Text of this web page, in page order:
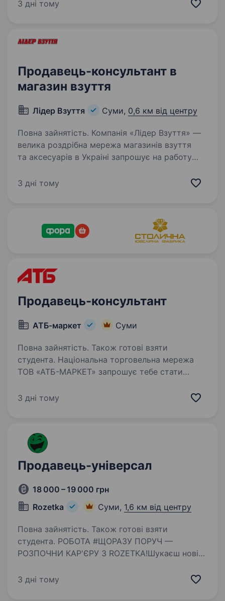
3 дні тому
Продавець-консультант в
магазин взуття
Лідер Взуття Суми, 0,6 км від центру
Повна зайнятість. Компанія «Лідер Взуття» —
велика роздрібна мережа магазинів взуття
та аксесуарів в Украіні запрошує на работу
Мануфактура, вул.Харківська,2/2 Вимоги:
3 дні тому
Продавець-консультант
АТБ-маркет Суми
Повна зайнятість. Також готові взяти
студента. Національна торговельна мережа
ТОВ «АТБ-МАРКЕТ» запрошує тебе стати
України. Продавець-консультант Обирай своє
3 дні тому
Продавець-універсал
18 000 – 19 000 грн
Rozetka
Суми, 1,6 км від центру
Повна зайнятість. Також готові взяти
студента. РОБОТА #ЩОРАЗУ ПОРУЧ —
РОЗПОЧНИ КАР'ЄРУ З ROZETKA!Шукаєш нові
ми допоможемо тобі стати професіоналом!
3 дні тому